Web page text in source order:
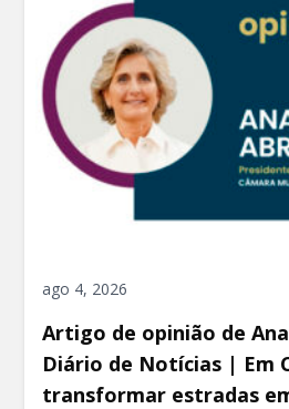
ago 4, 2026
Artigo de opinião de
Diário de Notícias | Em
transformar estradas